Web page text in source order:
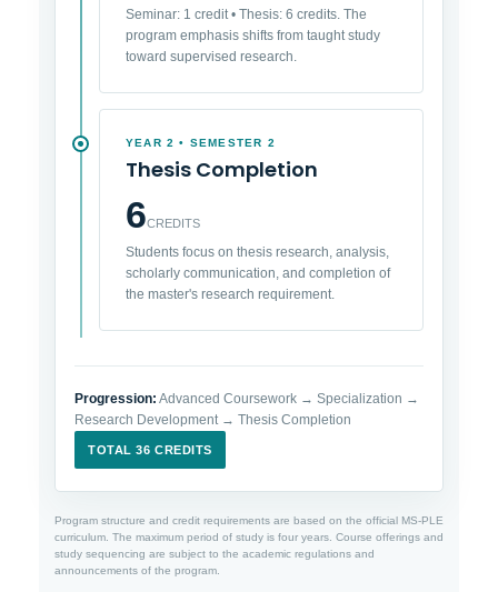
Seminar: 1 credit • Thesis: 6 credits. The
program emphasis shifts from taught study
toward supervised research.
YEAR 2 • SEMESTER 2
Thesis Completion
6CREDITS
Students focus on thesis research, analysis,
scholarly communication, and completion of
the master's research requirement.
Progression: Advanced Coursework → Specialization →
Research Development → Thesis Completion
TOTAL 36 CREDITS
Program structure and credit requirements are based on the official MS-PLE
curriculum. The maximum period of study is four years. Course offerings and
study sequencing are subject to the academic regulations and
announcements of the program.